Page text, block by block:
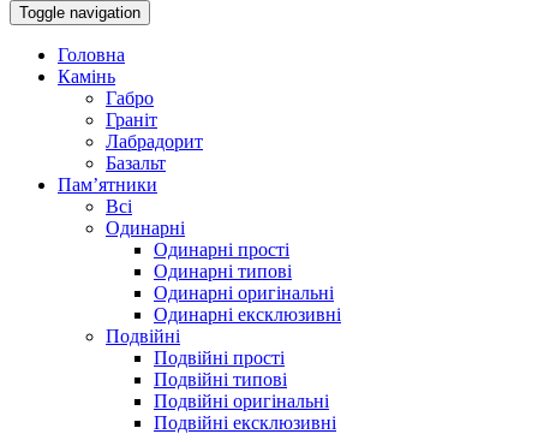
Toggle navigation
Головна
Камiнь
Габро
Гранiт
Лабрадорит
Базальт
Пам’ятники
Всі
Одинарнi
Одинарні прості
Одинарні типові
Одинарні оригінальні
Одинарні ексклюзивні
Подвiйнi
Подвійні прості
Подвійні типові
Подвійні оригінальні
Подвійні ексклюзивні